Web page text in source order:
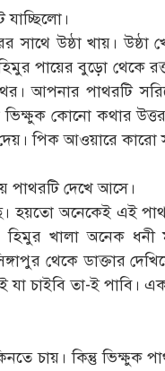
যাচ্ছিলো।
উষ্ঠা খায়। উষ্ঠা
পায়ের বুড়ো থেকে
আপনার পাথরটি
কোনো কথার
পিক আওয়ারে কারো
পাথরটি দেখে আসে।
হয়তো অনেকেই এই
খালা অনেক
থেকে ডাক্তার
যা চাইবি তা-ই পাবি।
চায়। কিন্তু ভিক্ষুক